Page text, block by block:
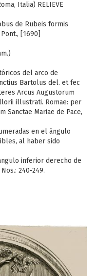
Italia) RELIEVE
de Rubeis formis
[1690]
del arco de
Bartolus del. et fec
Arcus Augustorum
illustrati. Romae: per
Sanctae Mariae de Pace,
en el ángulo
al haber sido
inferior derecho de
240-249.